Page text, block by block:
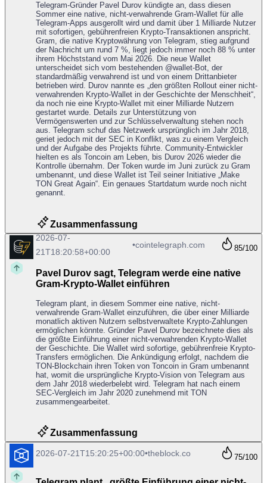
Telegram-Gründer Pavel Durov kündigte an, dass diesen
Sommer eine native, nicht-verwahrende Gram-Wallet für alle
Telegram-Apps ausgerollt wird und damit über 1 Milliarde Nutzer
mit sofortigen, gebührenfreien Krypto-Transaktionen anspricht.
Gram, die native Kryptowährung von Telegram, stieg aufgrund
der Nachricht um rund 7 %, liegt jedoch immer noch 88 % unter
ihrem Höchststand vom Mai 2026. Die neue Wallet
unterscheidet sich vom bestehenden @wallet-Bot, der
standardmäßig verwahrend ist und von einem Drittanbieter
betrieben wird. Durov nannte es „den größten Rollout einer nicht-
verwahrenden Krypto-Wallet in der Geschichte der Menschheit“,
da noch nie eine Krypto-Wallet mit einer Milliarde Nutzern
gestartet wurde. Details zur Unterstützung von
Vermögenswerten und zur Schlüsselverwaltung stehen noch
aus. Telegram schuf das Netzwerk ursprünglich im Jahr 2018,
geriet jedoch mit der SEC in Konflikt, was zu einem Vergleich
und der Aufgabe des Projekts führte. Community-Entwickler
hielten es als Toncoin am Leben, bis Durov 2026 wieder die
Kontrolle übernahm. Der Token wurde im Juni zurück zu Gram
umbenannt, und diese Wallet ist Teil seiner Initiative „Make
TON Great Again“. Ein genaues Startdatum wurde noch nicht
genannt.
Zusammenfassung
Pavel Durov sagt, Telegram werde eine native
Gram-Krypto-Wallet einführen
Telegram plant, in diesem Sommer eine native, nicht-
verwahrende Gram-Wallet einzuführen, die über einer Milliarde
monatlich aktiven Nutzern selbstverwaltete Krypto-Zahlungen
ermöglichen könnte. Gründer Pavel Durov bezeichnete dies als
die größte Einführung einer nicht-verwahrenden Krypto-Wallet
der Geschichte. Die Wallet wird sofortige, gebührenfreie Krypto-
Transfers ermöglichen. Die Ankündigung erfolgt, nachdem die
TON-Blockchain ihren Token von Toncoin in Gram umbenannt
hat, womit die ursprüngliche Krypto-Vision von Telegram aus
dem Jahr 2018 wiederbelebt wird. Telegram hat nach einem
SEC-Vergleich im Jahr 2020 zunehmend mit TON
zusammengearbeitet.
85/100
2026-07-
21T18:20:58+00:00
•cointelegraph.com
Zusammenfassung
75/100
2026-07-21T15:20:25+00:00•theblock.co